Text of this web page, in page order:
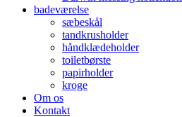
badeværelse
sæbeskål
tandkrusholder
håndklædeholder
toiletbørste
papirholder
kroge
Om os
Kontakt